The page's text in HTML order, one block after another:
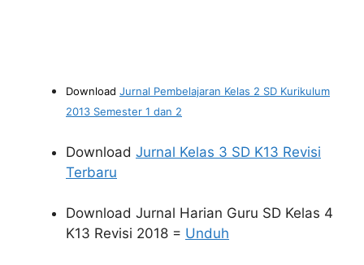
Download Jurnal Pembelajaran Kelas 2 SD Kurikulum
2013 Semester 1 dan 2
Download Jurnal Kelas 3 SD K13 Revisi
Terbaru
Download Jurnal Harian Guru SD Kelas 4
K13 Revisi 2018 = Unduh